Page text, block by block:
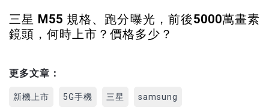
三星 M55 規格、跑分曝光，前後5000萬畫素
鏡頭，何時上市？價格多少？
更多文章：
新機上市 5G手機 三星 samsung